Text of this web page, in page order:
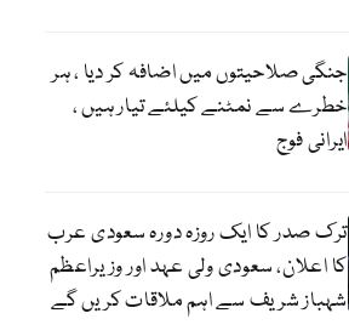
جنگی صلاحیتوں میں اضافہ کر دیا ، ہر
خطرے سے نمٹنے کیلئے تیار ہیں ،
ایرانی فوج
ترک صدر کا ایک روزہ دورہ سعودی عرب
کا اعلان، سعودی ولی عہد اور وزیراعظم
شہباز شریف سے اہم ملاقات کریں گے